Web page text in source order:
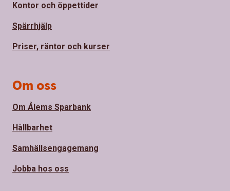
Kontor och öppettider
Spärrhjälp
Priser, räntor och kurser
Om oss
Om Ålems Sparbank
Hållbarhet
Samhällsengagemang
Jobba hos oss